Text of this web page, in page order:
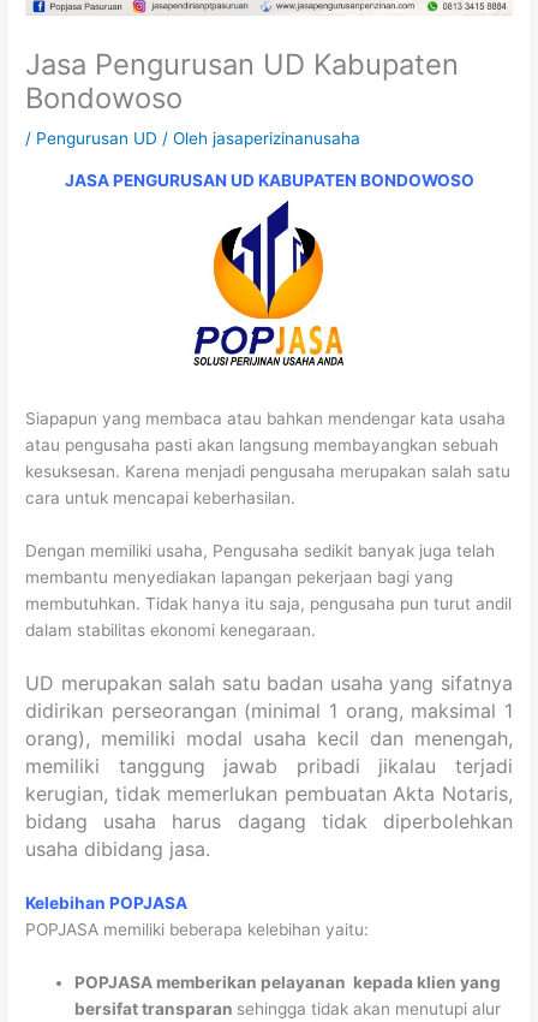
Jasa Pengurusan UD Kabupaten
Bondowoso
/ Pengurusan UD / Olehjasaperizinanusaha
JASA PENGURUSAN UD KABUPATEN BONDOWOSO
Siapapun yang membaca atau bahkan mendengar kata usaha
atau pengusaha pasti akan langsung membayangkan sebuah
kesuksesan. Karena menjadi pengusaha merupakan salah satu
cara untuk mencapai keberhasilan.
Dengan memiliki usaha, Pengusaha sedikit banyak juga telah
membantu menyediakan lapangan pekerjaan bagi yang
membutuhkan. Tidak hanya itu saja, pengusaha pun turut andil
dalam stabilitas ekonomi kenegaraan.
UD merupakan salah satu badan usaha yang sifatnya
didirikan perseorangan (minimal 1 orang, maksimal 1
orang), memiliki modal usaha kecil dan menengah,
memiliki tanggung jawab pribadi jikalau terjadi
kerugian, tidak memerlukan pembuatan Akta Notaris,
bidang usaha harus dagang tidak diperbolehkan
usaha dibidang jasa.
Kelebihan POPJASA
POPJASA memiliki beberapa kelebihan yaitu:
POPJASA memberikan pelayanan kepada klien yang
bersifattransparan sehingga tidak akan menutupi alur